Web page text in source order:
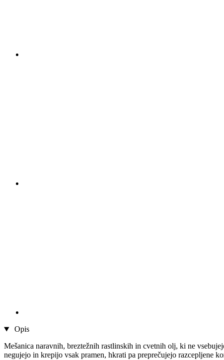
Opis
Mešanica naravnih, breztežnih rastlinskih in cvetnih olj, ki ne
negujejo in krepijo vsak pramen, hkrati pa preprečujejo razcepljene